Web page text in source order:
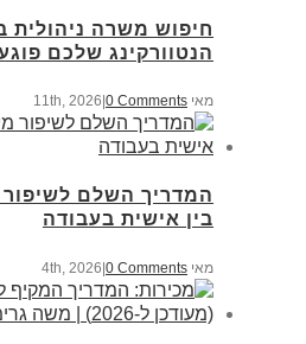
חיפוש משרה ניהולית
הנטוורקינג שלכם
מאי 11th, 2026 0 Comments
המדריך השלם לשיפור
בין אישית בעבודה
מאי 4th, 2026 |0 Comments